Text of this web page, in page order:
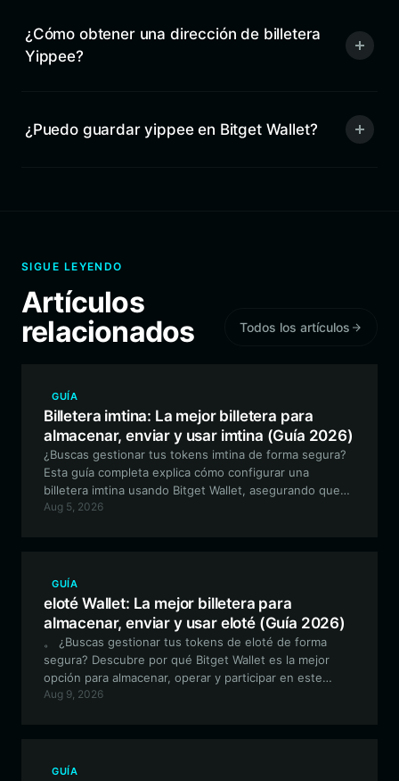
¿Cómo obtener una dirección de billetera
Yippee?
¿Puedo guardar yippee en Bitget Wallet?
SIGUE LEYENDO
Artículos
relacionados
Todos los artículos
GUÍA
Billetera imtina: La mejor billetera para
almacenar, enviar y usar imtina (Guía 2026)
¿Buscas gestionar tus tokens imtina de forma segura?
Esta guía completa explica cómo configurar una
billetera imtina usando Bitget Wallet, asegurando que
puedas participar en el ecosistema impulsado por la
Aug 5, 2026
GUÍA
eloté Wallet: La mejor billetera para
almacenar, enviar y usar eloté (Guía 2026)
。 ¿Buscas gestionar tus tokens de eloté de forma
segura? Descubre por qué Bitget Wallet es la mejor
opción para almacenar, operar y participar en este
activo meme impulsado por la comunidad de manera
Aug 9, 2026
GUÍA